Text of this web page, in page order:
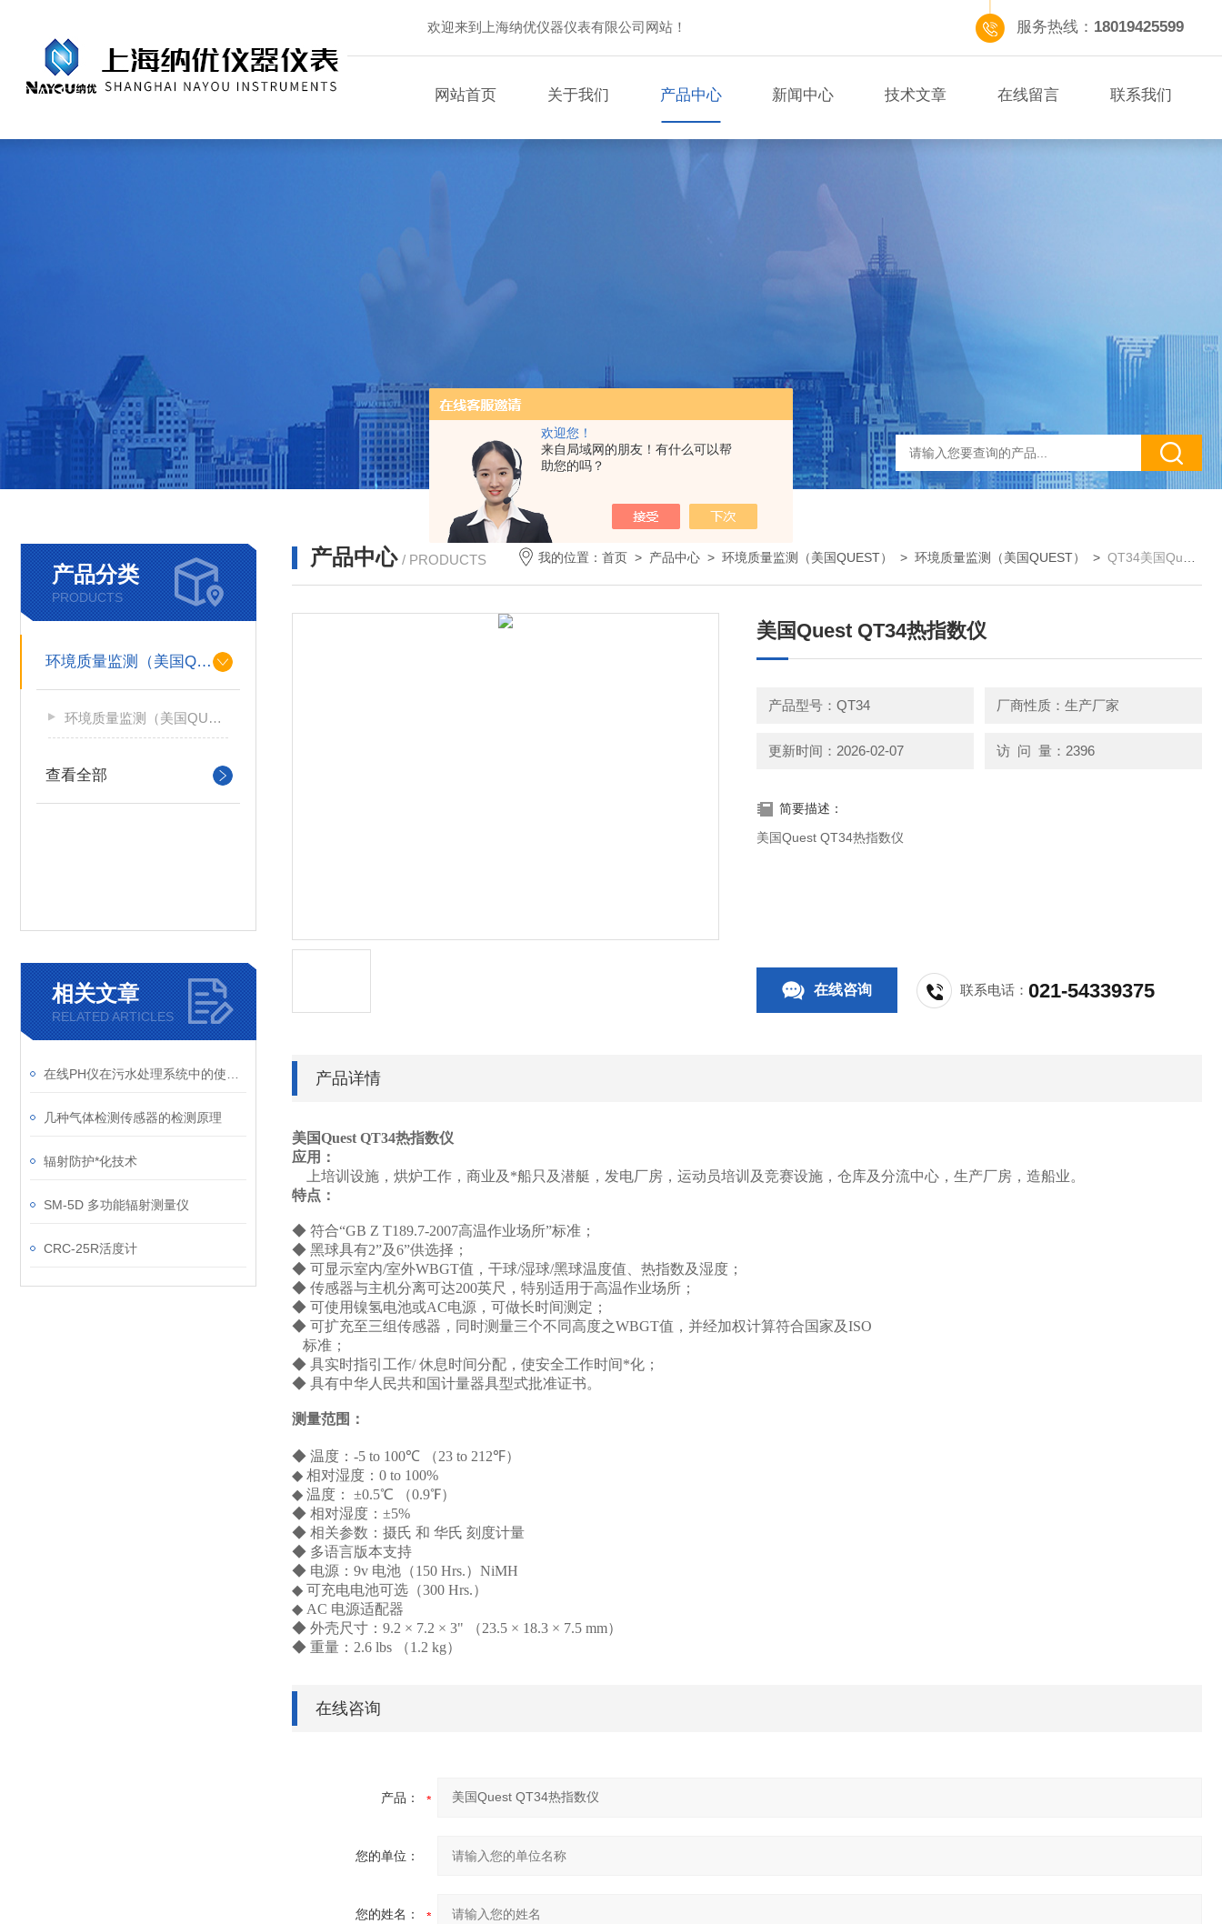
欢迎您！
来自局域网的朋友！有什么可以帮
助您的吗？
欢迎来到上海纳优仪器仪表有限公司网站！ 服务热线： 18019425599
网站首页 关于我们 产品中心 新闻中心 技术文章 在线留言 联系我们
产品分类
PRODUCTS
环境质量监测（美国QUEST）
环境质量监测（美国QUEST）
查看全部
相关文章
RELATED ARTICLES
几种气体检测传感器的检测原理
辐射防护*化技术
SM-5D 多功能辐射测量仪
CRC-25R活度计
产品中心 / PRODUCTS 我的位置：首页 > 产品中心 >环境质量监测（美国QUEST） >环境质量监测（美国QUEST） >QT34美国Quest QT34热指数仪
美国Quest QT34热指数仪
产品型号：QT34 厂商性质：生产厂家
更新时间：2026-02-07 访 问 量：2396
简要描述：
美国Quest QT34热指数仪
在线咨询 联系电话：021-54339375
产品详情
美国Quest QT34热指数仪
应用：
上培训设施，烘炉工作，商业及*船只及潜艇，发电厂房，运动员培训及竞赛设施，仓库及分流中心，生产厂房，造船业。
特点：
◆ 符合“GB Z T189.7-2007高温作业场所”标准；
◆ 黑球具有2”及6”供选择；
◆ 可显示室内/室外WBGT值，干球/湿球/黑球温度值、热指数及湿度；
◆ 传感器与主机分离可达200英尺，特别适用于高温作业场所；
◆ 可使用镍氢电池或AC电源，可做长时间测定；
◆ 可扩充至三组传感器，同时测量三个不同高度之WBGT值，并经加权计算符合国家及ISO
标准；
◆ 具实时指引工作/ 休息时间分配，使安全工作时间*化；
◆ 具有中华人民共和国计量器具型式批准证书。
测量范围：
◆ 温度：-5 to 100℃ （23 to 212℉）
◆ 相对湿度：0 to 100%
◆ 温度： ±0.5℃ （0.9℉）
◆ 相对湿度：±5%
◆ 相关参数：摄氏 和 华氏 刻度计量
◆ 多语言版本支持
◆ 电源：9v 电池（150 Hrs.）NiMH
◆ 可充电电池可选（300 Hrs.）
◆ AC 电源适配器
◆ 外壳尺寸：9.2 × 7.2 × 3" （23.5 × 18.3 × 7.5 mm）
◆ 重量：2.6 lbs （1.2 kg）
在线咨询
产品：
您的单位：
您的姓名：